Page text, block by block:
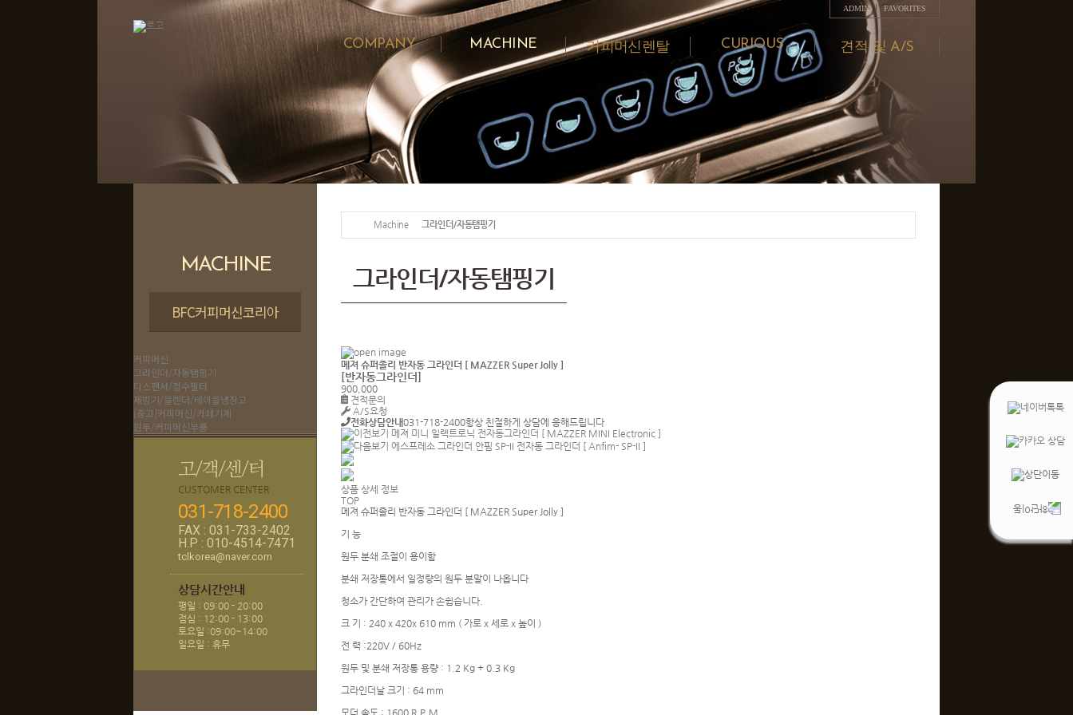
ADMIN FAVORITES
COMPANY MACHINE 커피머신렌탈 CURIOUS 견적 및 A/S
MACHINE
BFC커피머신코리아
커피머신
그라인더/자동탬핑기
디스펜서/정수필터
제빙기/블렌더/테이블냉장고
[중고]커피머신/카페기계
원두/커피머신부품
고/객/센/터
CUSTOMER CENTER
031-718-2400
FAX : 031-733-2402
H.P : 010-4514-7471
tclkorea@naver.com
상담시간안내
평일 : 09:00 - 20:00
점심 : 12:00 - 13:00
토요일 :09:00~14:00
일요일 : 휴무
Machine 그라인더/자동탬핑기
그라인더/자동탬핑기
메져 슈퍼졸리 반자동 그라인더 [ MAZZER Super Jolly ]
[반자동그라인더]
900,000
견적문의
A/S요청
전화상담안내031-718-2400항상 친절하게 상담에 응해드립니다
상품 상세 정보
TOP
메져 슈퍼졸리 반자동 그라인더 [ MAZZER Super Jolly ]
기 능
원두 분쇄 조절이 용이함
분쇄 저장통에서 일정량의 원두 분말이 나옵니다
청소가 간단하여 관리가 손쉽습니다.
크 기 : 240 x 420x 610 mm ( 가로 x 세로 x 높이 )
전 력 :220V / 60Hz
원두 및 분쇄 저장통 용량 : 1.2 Kg + 0.3 Kg
그라인더날 크기 : 64 mm
모더 속도 : 1600 R.P.M